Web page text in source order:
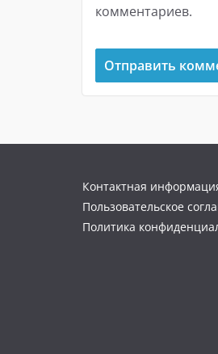
комментариев.
Контактная
Пользовательское
Политика